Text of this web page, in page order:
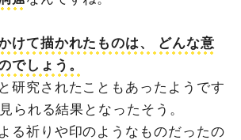
けて描かれたものは、 どんな意
でしょう。
研究されたこともあったようです
られる結果となったそう。
る祈りや印のようなものだったの